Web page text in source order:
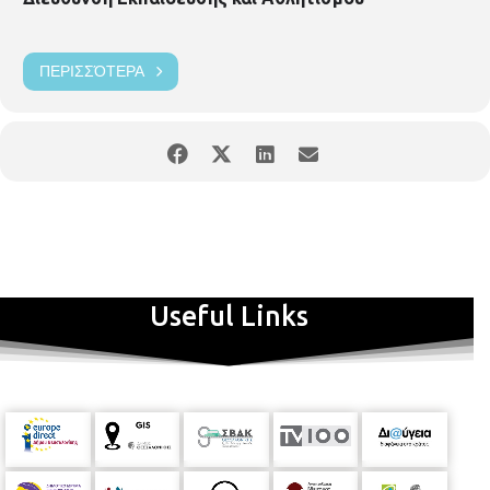
ΠΕΡΙΣΣΌΤΕΡΑ
Useful Links